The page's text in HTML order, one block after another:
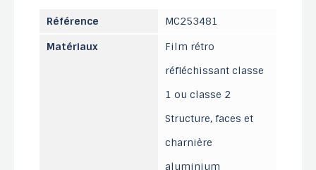
Référence
MC253481
Matériaux
Film rétro
réfléchissant classe
1 ou classe 2
Structure, faces et
charnière
aluminium